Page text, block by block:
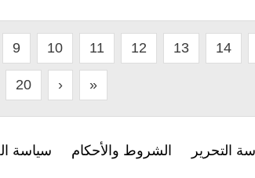
9 10 11 12 13 14
20 › »
التحرير الشروط والأحكام سياسة